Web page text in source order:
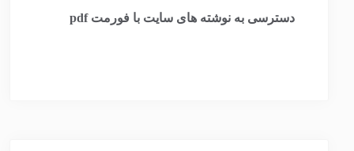
دسترسی به نوشته های سایت با فورمت pdf